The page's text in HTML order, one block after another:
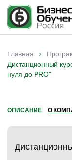
Вы здесь
Главная ›
Дистанционный
нуля до PRO"
ОПИСАНИЕ О